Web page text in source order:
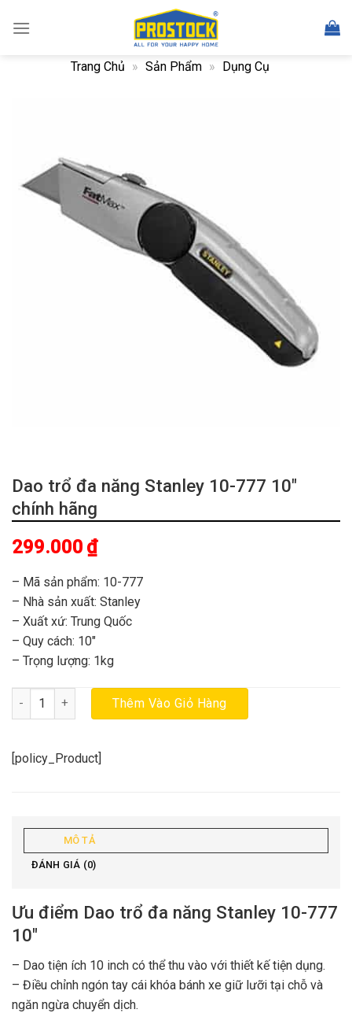
Trang Chủ » Sản Phẩm » Dụng Cụ
Dao trổ đa năng Stanley 10-777 10″
chính hãng
299.000 ₫
– Mã sản phẩm: 10-777
– Nhà sản xuất: Stanley
– Xuất xứ: Trung Quốc
– Quy cách: 10″
– Trọng lượng: 1kg
Dao trổ đa năng Stanley 10-777 10" chính hãng số lượng
Thêm Vào Giỏ Hàng
[policy_Product]
MÔ TẢ
ĐÁNH GIÁ (0)
Ưu điểm Dao trổ đa năng Stanley 10-777
10″
– Dao tiện ích 10 inch có thể thu vào với thiết kế tiện dụng.
– Điều chỉnh ngón tay cái khóa bánh xe giữ lưỡi tại chỗ và
ngăn ngừa chuyển dịch.